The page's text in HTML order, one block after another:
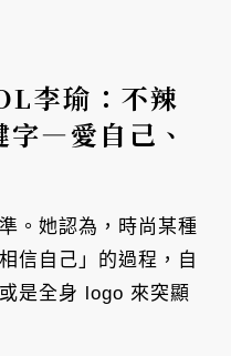
李瑜：不辣
字—愛自己、
。她認為，時尚某種
信自己」的過程，自
是全身 logo 來突顯